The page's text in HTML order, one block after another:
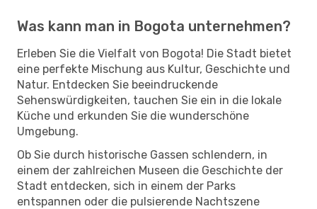
Was kann man in Bogota unternehmen?
Erleben Sie die Vielfalt von Bogota! Die Stadt bietet
eine perfekte Mischung aus Kultur, Geschichte und
Natur. Entdecken Sie beeindruckende
Sehenswürdigkeiten, tauchen Sie ein in die lokale
Küche und erkunden Sie die wunderschöne
Umgebung.
Ob Sie durch historische Gassen schlendern, in
einem der zahlreichen Museen die Geschichte der
Stadt entdecken, sich in einem der Parks
entspannen oder die pulsierende Nachtszene